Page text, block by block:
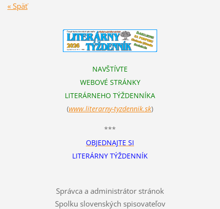
« Späť
NAVŠTÍVTE
WEBOVÉ STRÁNKY
LITERÁRNEHO TÝŽDENNÍKA
(www.literarny-tyzdennik.sk)
***
OBJEDNAJTE SI
LITERÁRNY TÝŽDENNÍK
Správca a administrátor stránok
Spolku slovenských spisovateľov